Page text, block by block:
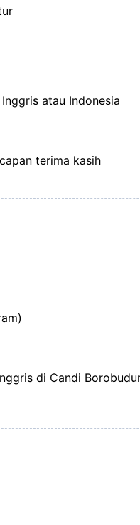
atau Indonesia
terima kasih
di Candi